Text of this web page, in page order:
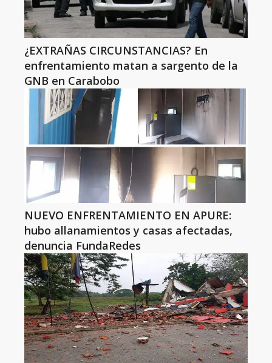
¿EXTRAÑAS CIRCUNSTANCIAS? En
enfrentamiento matan a sargento de la
GNB en Carabobo
NUEVO ENFRENTAMIENTO EN APURE:
hubo allanamientos y casas afectadas,
denuncia FundaRedes